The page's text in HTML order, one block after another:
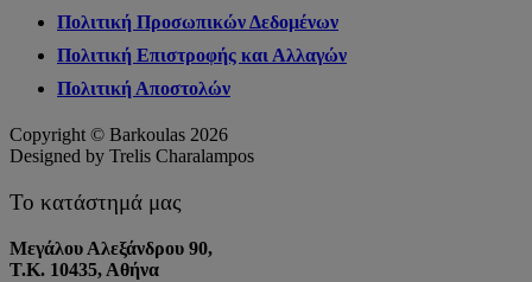
Πολιτική Προσωπικών Δεδομένων
Πολιτική Επιστροφής και Αλλαγών
Πολιτική Αποστολών
Copyright © Barkoulas 2026
Designed by Trelis Charalampos
Το κατάστημά μας
Μεγάλου Αλεξάνδρου 90,
Τ.Κ. 10435, Αθήνα